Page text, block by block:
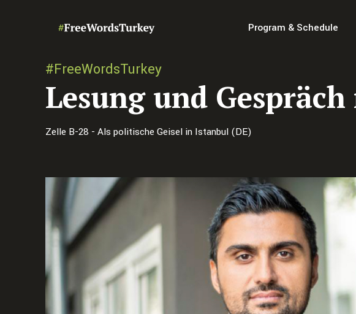
Program & Schedule
#FreeWordsTurkey
Lesung und
Zelle B-28 - Als politische Geisel in Istanbul (DE)